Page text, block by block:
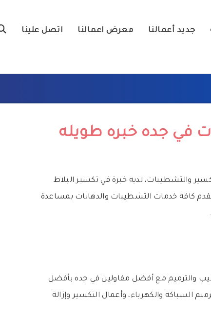
جديد أعمالنا معرض اعمالنا اتصل علينا
في جده خبره طويله
والتشطيبات، لديه خبرة في تكسير البلاط
كافة خدمات التشطيبات والدهانات بمساعدة
والترميم مع أفضل مقاولين في جده بأفضل
السباكة والكهرباء، وأعمال التكسير وإزالة